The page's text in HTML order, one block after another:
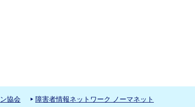
協会 障害者情報ネットワーク ノーマネット